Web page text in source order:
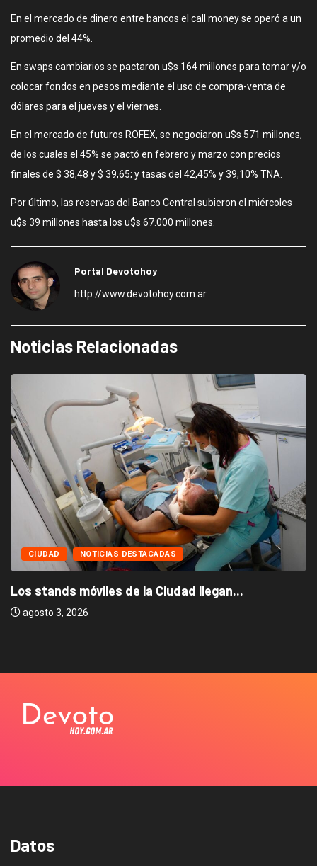
En el mercado de dinero entre bancos el call money se operó a un
promedio del 44%.
En swaps cambiarios se pactaron u$s 164 millones para tomar y/o
colocar fondos en pesos mediante el uso de compra-venta de
dólares para el jueves y el viernes.
En el mercado de futuros ROFEX, se negociaron u$s 571 millones,
de los cuales el 45% se pactó en febrero y marzo con precios
finales de $ 38,48 y $ 39,65; y tasas del 42,45% y 39,10% TNA.
Por último, las reservas del Banco Central subieron el miércoles
u$s 39 millones hasta los u$s 67.000 millones.
Portal Devotohoy
http://www.devotohoy.com.ar
Noticias Relacionadas
CIUDAD NOTICIAS DESTACADAS
Los stands móviles de la Ciudad llegan...
agosto 3, 2026
Datos